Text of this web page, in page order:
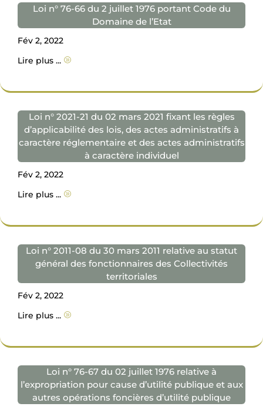
Loi n° 76-66 du 2 juillet 1976 portant Code du
Domaine de l’Etat
Fév 2, 2022
Lire plus ... A
Loi n° 2021-21 du 02 mars 2021 fixant les règles
d’applicabilité des lois, des actes administratifs à
caractère réglementaire et des actes administratifs
à caractère individuel
Fév 2, 2022
Lire plus ... A
Loi n° 2011-08 du 30 mars 2011 relative au statut
général des fonctionnaires des Collectivités
territoriales
Fév 2, 2022
Lire plus ... A
Loi n° 76-67 du 02 juillet 1976 relative à
l’expropriation pour cause d’utilité publique et aux
autres opérations foncières d’utilité publique